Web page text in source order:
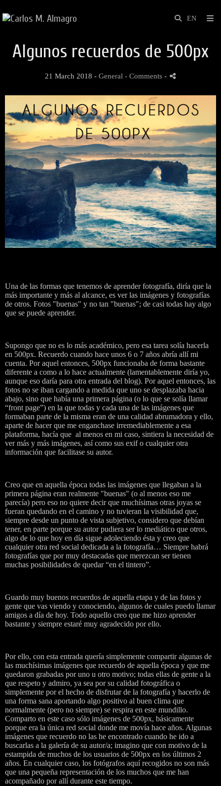
Algunos recuerdos de 500px
21 March 2018 - General - Comments -
Una de las formas que tenemos de aprender fotografía, diría que la
más importante y más al alcance, es ver las imágenes y fotografías
de otros. Fotos "buenas" y no tan "buenas"; de casi todas hay algo
que se puede aprender.
Supongo que no es lo más académico, pero esa tarea solía hacerla
en 500px. Recuerdo cuando hace unos 6 o 7 años abría allí mi
cuenta. Por aquel entonces, 500px funcionaba de forma bastante
diferente a como a lo hace actualmente (lamentablemente diría yo,
aunque eso daría para otra entrada del blog). Por aquel entonces, las
fotos no se iban cargando a medida que uno se desplazaba hacia
abajo, sino que había una primera página (o lo que se solía llamar
“front page”) en la que todas y cada una de las imágenes que
formaban parte de la misma eran de una calidad abrumadora y ello,
aparte de hacer que me enganchase irremediablemente a esa
plataforma, hacía que al menos en mi caso, sintiera la necesidad de
ver más y más imágenes, así como sus exif o cualquier otra
información que facilitase su autor.
Creo que en aquella época todas las imágenes que llegaban a la
primera página eran realmente "buenas" (o al menos eso me
parecía) pero eso no quiere decir que muchísimas otras joyas se
fueran quedando en el camino y no tuvieran la visibilidad que,
siempre desde un punto de vista subjetivo, considero que debían
tener, en parte porque su autor pudiera ser lo mediático que otros,
algo de lo que hoy en día sigue adoleciendo ésta y creo que
cualquier otra red social dedicada a la fotografía… Siempre habrá
fotografías que por muy destacadas que merezcan ser tienen
muchas posibilidades de quedar “en el tintero”.
Guardo muy buenos recuerdos de aquella etapa y de las fotos y
gente que vas viendo y conociendo, algunos de cuales puedo llamar
amigos a día de hoy. Todo aquello creo que me hizo aprender
bastante y siempre estaré muy agradecido por ello.
Por ello, con esta entrada quería simplemente compartir algunas de
las muchísimas imágenes que recuerdo de aquella época y que me
quedaron grabadas por uno u otro motivo; todas ellas de gente a la
que respeto y admiro, ya sea por su calidad fotográfica o
simplemente por el hecho de disfrutar de la fotografía y hacerlo de
una forma sana aportando algo positivo al buen clima que
normalmente (pero no siempre) se respira en este mundillo.
Comparto en este caso sólo imágenes de 500px, básicamente
porque era la única red social donde me movía hace años. Algunas
imágenes que recuerdo no las he encontrado cuando he ido a
buscarlas a la galería de su autor/a; imagino que con motivo de la
estampida de muchos de los usuarios de 500px en los últimos 2
años. En cualquier caso, los fotógrafos aquí recogidos no son más
que una pequeña representación de los muchos que me han
acompañado por allí durante este tiempo.